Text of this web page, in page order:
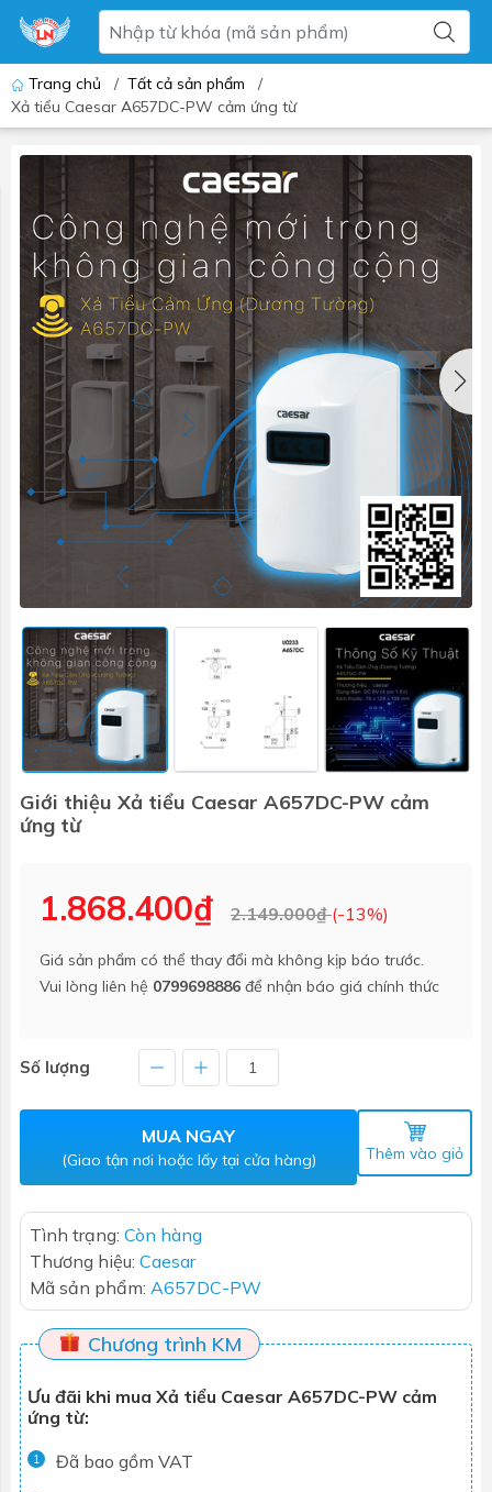
Trang chủ / Tất cả sản phẩm
/
Xả tiểu Caesar A657DC-PW cảm ứng từ
Giới thiệu Xả tiểu Caesar A657DC-PW cảm
ứng từ
1.868.400₫ 2.149.000₫(-13%)
Giá sản phẩm có thể thay đổi mà không kịp báo trước.
Vui lòng liên hệ 0799698886 để nhận báo giá chính thức
Số lượng
MUA NGAY
(Giao tận nơi hoặc lấy tại cửa hàng) Thêm vào giỏ
Tình trạng: Còn hàng
Thương hiệu: Caesar
Mã sản phẩm: A657DC-PW
Chương trình KM
Ưu đãi khi mua Xả tiểu Caesar A657DC-PW cảm
ứng từ:
1 Đã bao gồm VAT